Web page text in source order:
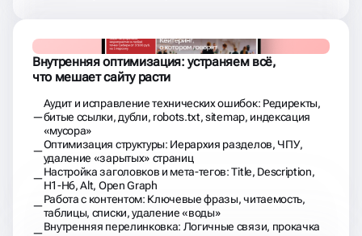
Внутренняя оптимизация: устраняем всё,
что мешает сайту расти
Аудит и исправление технических ошибок: Редиректы,
битые ссылки, дубли, robots.txt, sitemap, индексация
«мусора»
Оптимизация структуры: Иерархия разделов, ЧПУ,
удаление «зарытых» страниц
Настройка заголовков и мета-тегов: Title, Description,
H1-H6, Alt, Open Graph
Работа с контентом: Ключевые фразы, читаемость,
таблицы, списки, удаление «воды»
Внутренняя перелинковка: Логичные связи, прокачка